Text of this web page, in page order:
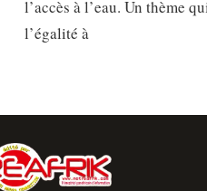
l’accès à l’eau. Un thème
l’égalité à